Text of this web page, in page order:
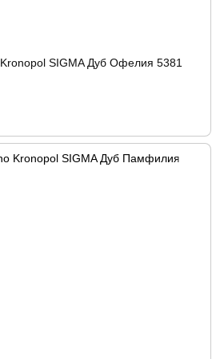
SIGMA Дуб Офелия 5381